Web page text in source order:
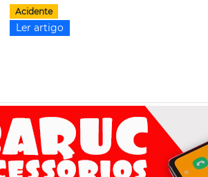
Acidente
Ler artigo